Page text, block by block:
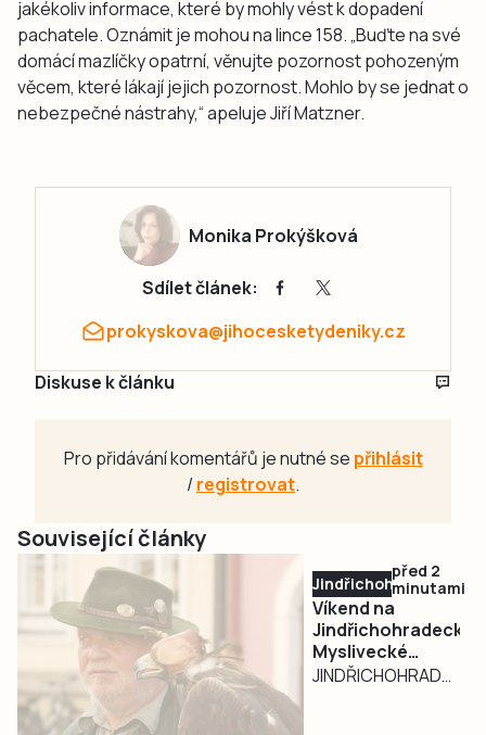
jakékoliv informace, které by mohly vést k dopadení
pachatele. Oznámit je mohou na lince 158. „Buďte na své
domácí mazlíčky opatrní, věnujte pozornost pohozeným
věcem, které lákají jejich pozornost. Mohlo by se jednat o
nebezpečné nástrahy,“ apeluje Jiří Matzner.
Monika Prokýšková
Sdílet článek:
prokyskova@jihocesketydeniky.cz
Diskuse k článku
Pro přidávání komentářů je nutné se přihlásit
/registrovat.
Související články
Jindřichohradecko
před 2
minutami
Víkend na
Jindřichohradecku:
Myslivecké
vytrubování,
JINDŘICHOHRADECKO